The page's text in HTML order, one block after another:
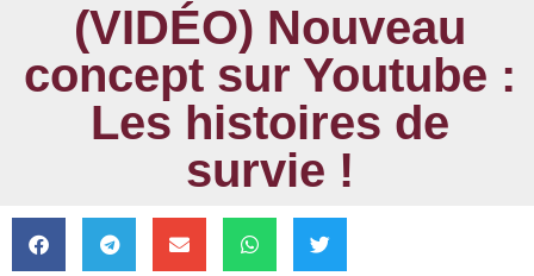
(VIDÉO) Nouveau
concept sur Youtube :
Les histoires de
survie !